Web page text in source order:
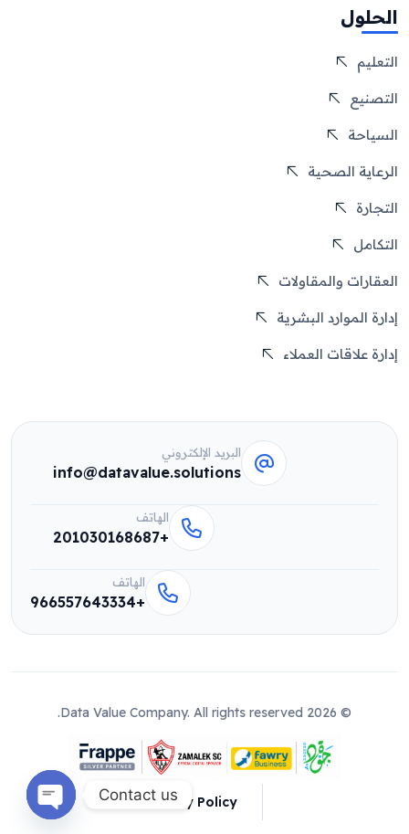
الحلول
التعليم
التصنيع
السياحة
الرعاية الصحية
التجارة
التكامل
العقارات والمقاولات
إدارة الموارد البشرية
إدارة علاقات العملاء
البريد الإلكتروني
info@datavalue.solutions
الهاتف
+201030168687
الهاتف
+966557643334
© 2026 Data Value Company. All rights reserved.
Privacy Policy
Contact us